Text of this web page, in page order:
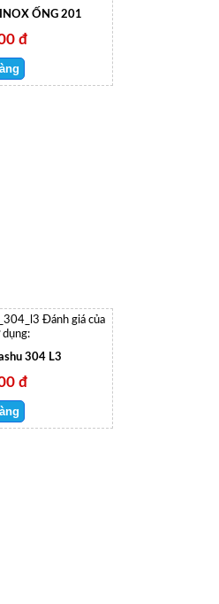
ỐNG 201
đ
Đánh giá của
304 L3
đ